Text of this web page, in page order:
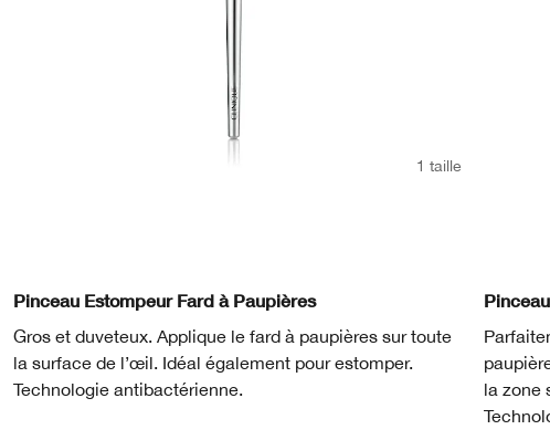
1 taille
Pinceau Estompeur Fard à Paupières
Gros et duveteux. Applique le fard à paupières sur toute
la surface de l’œil. Idéal également pour estomper.
Technologie antibactérienne.
la zone